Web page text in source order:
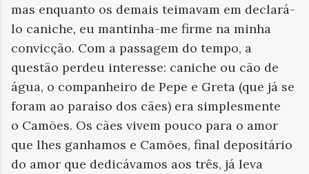
mas enquanto os demais teimavam em declará-
lo caniche, eu mantinha-me firme na minha
convicção. Com a passagem do tempo, a
questão perdeu interesse: caniche ou cão de
água, o companheiro de Pepe e Greta (que já se
foram ao paraíso dos cães) era simplesmente
o Camões. Os cães vivem pouco para o amor
que lhes ganhamos e Camões, final depositário
do amor que dedicávamos aos três, já leva